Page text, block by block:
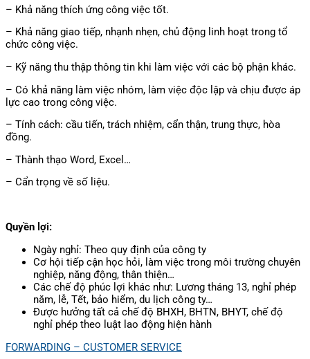
– Khả năng thích ứng công việc tốt.
– Khả năng giao tiếp, nhạnh nhẹn, chủ động linh hoạt trong tổ
chức công việc.
– Kỹ năng thu thập thông tin khi làm việc với các bộ phận khác.
– Có khả năng làm việc nhóm, làm việc độc lập và chịu được áp
lực cao trong công việc.
– Tính cách: cầu tiến, trách nhiệm, cẩn thận, trung thực, hòa
đồng.
– Thành thạo Word, Excel…
– Cẩn trọng về số liệu.
Quyền lợi:
Ngày nghỉ: Theo quy định của công ty
Cơ hội tiếp cận học hỏi, làm việc trong môi trường chuyên
nghiệp, năng động, thân thiện…
Các chế độ phúc lợi khác như: Lương tháng 13, nghỉ phép
năm, lễ, Tết, bảo hiểm, du lịch công ty…
Được hưởng tất cả chế độ BHXH, BHTN, BHYT, chế độ
nghỉ phép theo luật lao động hiện hành
FORWARDING – CUSTOMER SERVICE